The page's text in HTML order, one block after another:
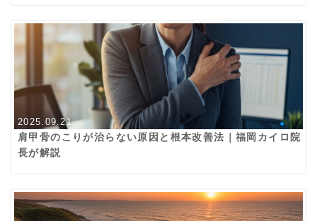
2025.09.21
肩甲骨のこりが治らない原因と根本改善法｜福岡カイロ院
長が解説